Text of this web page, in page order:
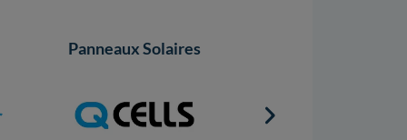
Panneaux Solaires